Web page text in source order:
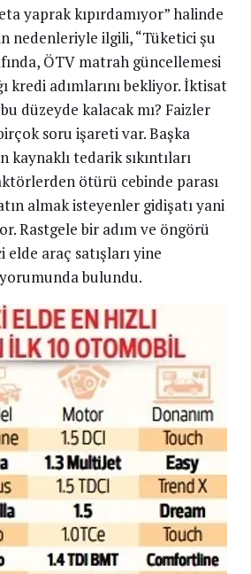
yaprak kıpırdamıyor” halinde
nedenleriyle ilgili, “Tüketici şu
ÖTV matrah güncellemesi
kredi adımlarını bekliyor. İktisat
düzeyde kalacak mı? Faizler
soru işareti var. Başka
tedarik sıkıntıları
ötürü cebinde parası
almak isteyenler gidişatı yani
Rastgele bir adım ve öngörü
elde araç satışları yine
bulundu.